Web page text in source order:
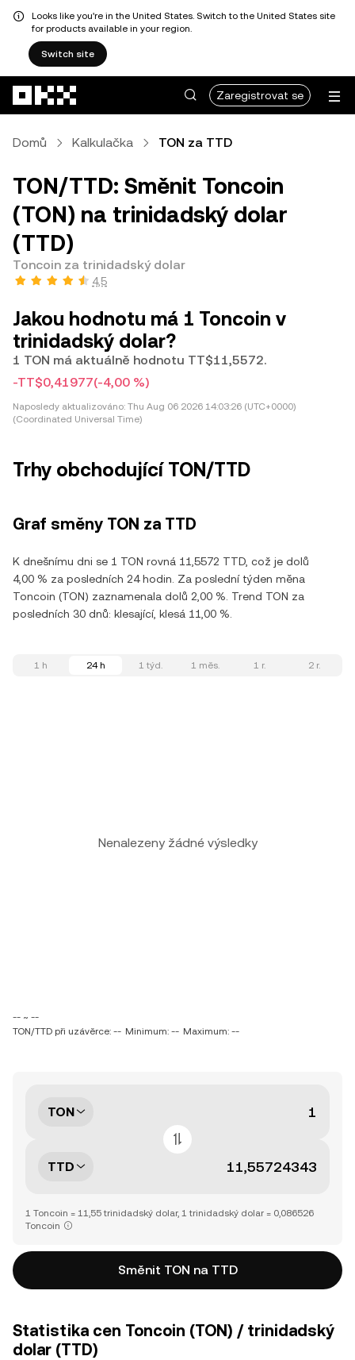
Looks like you're in the United States. Switch to the United States site
for products available in your region.
Switch site
Zaregistrovat se
Domů Kalkulačka TON za TTD
TON/TTD: Směnit Toncoin
(TON) na trinidadský dolar
(TTD)
Toncoin za trinidadský dolar
4,5
Jakou hodnotu má 1 Toncoin v
trinidadský dolar?
1 TON má aktuálně hodnotu TT$11,5572.
-TT$0,41977(-4,00 %)
Naposledy aktualizováno: Thu Aug 06 2026 14:03:26 (UTC+0000)
(Coordinated Universal Time)
Trhy obchodující TON/TTD
Graf směny TON za TTD
K dnešnímu dni se 1 TON rovná 11,5572 TTD, což je dolů
4,00 % za posledních 24 hodin. Za poslední týden měna
Toncoin (TON) zaznamenala dolů 2,00 %. Trend TON za
posledních 30 dnů: klesající, klesá 11,00 %.
1 h 24 h 1 týd. 1 měs. 1 r. 2 r.
Nenalezeny žádné výsledky
-- ~ --
TON/TTD při uzávěrce: -- Minimum: -- Maximum: --
TON
TTD
1 Toncoin = 11,55 trinidadský dolar, 1 trinidadský dolar = 0,086526
Toncoin
Směnit TON na TTD
Statistika cen Toncoin (TON) / trinidadský
dolar (TTD)